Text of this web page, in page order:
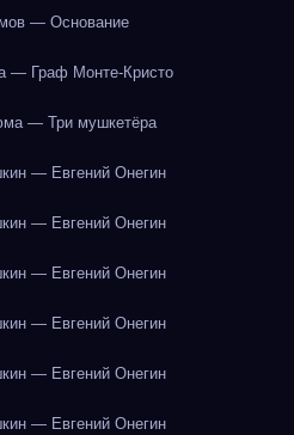
— Основание
— Граф Монте-Кристо
— Три мушкетёра
— Евгений Онегин
— Евгений Онегин
— Евгений Онегин
— Евгений Онегин
— Евгений Онегин
— Евгений Онегин